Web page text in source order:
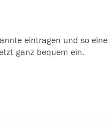
eintragen und so eine
ganz bequem ein.